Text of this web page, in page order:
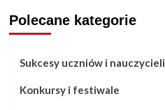
Polecane kategorie
Sukcesy uczniów i nauczycieli
Konkursy i festiwale